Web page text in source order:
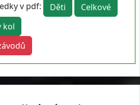
v pdf: Děti
Celkové
kol